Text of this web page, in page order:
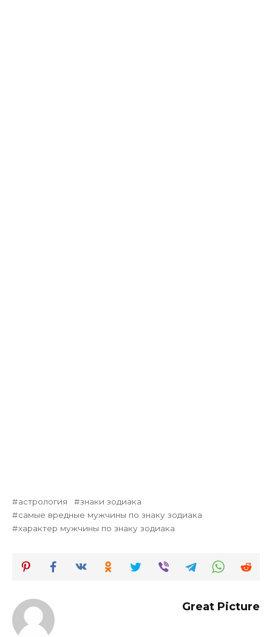
астрология
знаки зодиака
самые вредные мужчины по знаку зодиака
характер мужчины по знаку зодиака
Great Picture